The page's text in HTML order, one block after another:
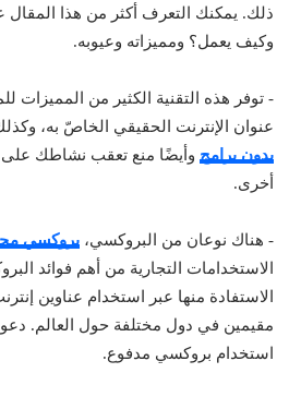
ذلك. يمكنك التعرف أكثر من هذا المقال
وكيف يعمل؟ ومميزاته وعيوبه.
- توفر هذه التقنية الكثير من المميزات
عنوان الإنترنت الحقيقي الخاصّ به،
بدون برامج وأيضًا منع تعقب نشاطك على
أخرى.
- هناك نوعان من البروكسي، بروكسي
الاستخدامات التجارية من أهم فوائد
الاستفادة منها عبر استخدام عناوين
مقيمين في دول مختلفة حول العالم.
استخدام بروكسي مدفوع.